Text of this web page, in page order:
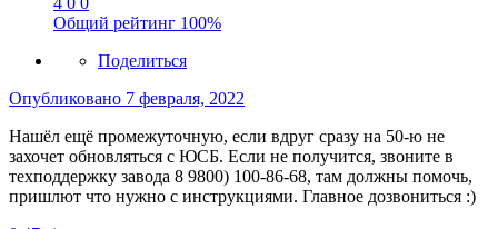
Общий рейтинг 100%
Поделиться
Опубликовано 7 февраля, 2022
Нашёл ещё промежуточную, если вдруг сразу на 50-ю не
захочет обновляться с ЮСБ. Если не получится, звоните в
техподдержку завода 8 9800) 100-86-68, там должны помочь,
пришлют что нужно с инструкциями. Главное дозвониться :)